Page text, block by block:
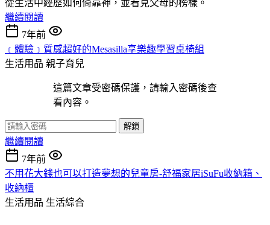
從生活中經歷如何倚靠神，並看見父母的榜樣。
繼續閱讀
7年前
﹝體驗﹞質感超好的Mesasilla享樂趣學習桌椅組
生活用品 親子育兒
這篇文章受密碼保護，請輸入密碼後查
看內容。
解鎖
繼續閱讀
7年前
不用花大錢也可以打造夢想的兒童房-舒福家居iSuFu收納箱、
收納櫃
生活用品 生活綜合